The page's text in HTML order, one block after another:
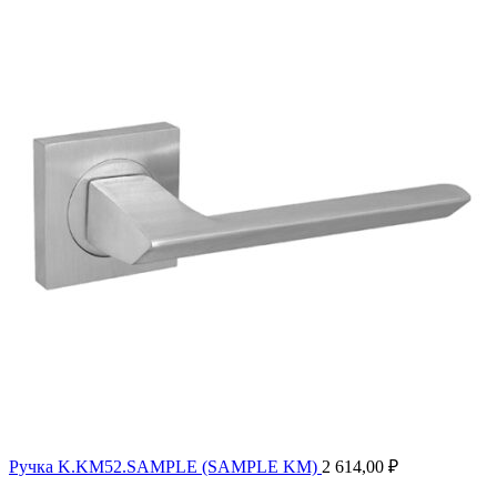
Ручка K.KM52.SAMPLE (SAMPLE KM) 2 614,00 ₽